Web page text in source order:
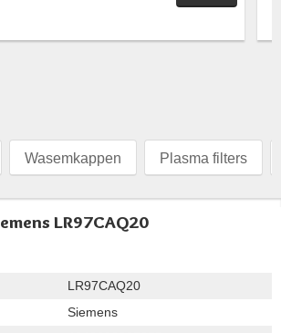
Wasemkappen Plasma filters
LR97CAQ20
LR97CAQ20
Siemens